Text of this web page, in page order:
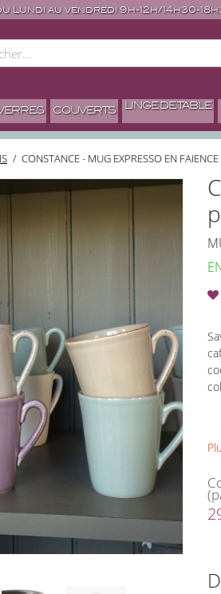
Lundi au vendredi 9h-12h/14h30-
COUVERTS LINGE DE TABLE
/ CONSTANCE - MUG EXPRESSO EN